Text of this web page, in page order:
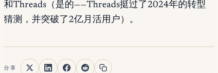
和Threads（是的——Threads挺过了2024年的转型
猜测，并突破了2亿月活用户）。
分享